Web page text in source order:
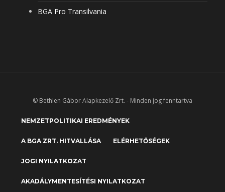
BGA Pro Transilvania
© Bethlen Gábor Alapkezelő Zrt. - Minden jog fenntartva
NEMZETPOLITIKAI EREDMÉNYEK
A BGA ZRT. HITVALLÁSA ELÉRHETŐSÉGEK
JOGI NYILATKOZAT
AKADÁLYMENTESÍTÉSI NYILATKOZAT